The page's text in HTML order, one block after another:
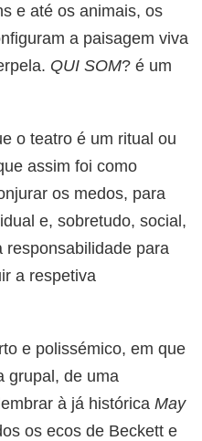
e até os animais, os
a paisagem viva
QUI SOM? é um
o teatro é um ritual ou
assim foi como
os medos, para
e, sobretudo, social,
responsabilidade para
a respetiva
e polissémico, em que
grupal, de uma
à já histórica May
os ecos de Beckett e